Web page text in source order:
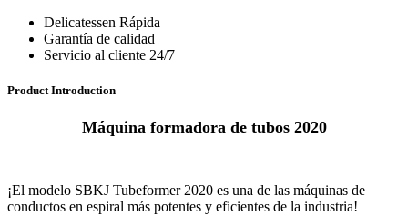
Delicatessen Rápida
Garantía de calidad
Servicio al cliente 24/7
Product Introduction
Máquina formadora de tubos 2020
¡El modelo SBKJ Tubeformer 2020 es una de las máquinas de
conductos en espiral más potentes y eficientes de la industria!